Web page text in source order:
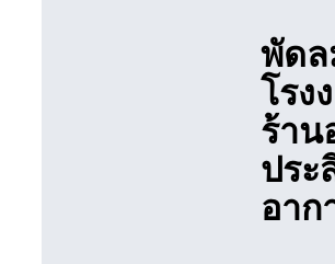
พัดล
โรง
ร้าน
ประ
อาก